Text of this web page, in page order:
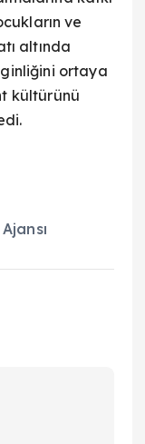
ve
altında
ortaya
kültürünü